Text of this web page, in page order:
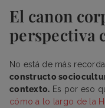
El canon
perspectiva
No está de más
constructo
contexto. Es por eso
cómo a lo largo de la